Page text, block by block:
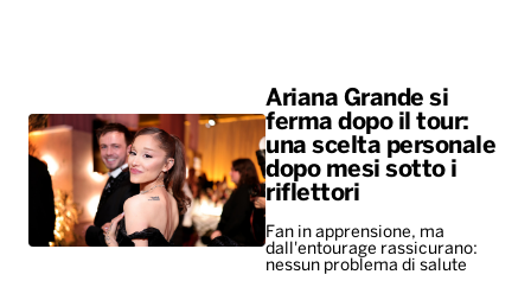
Ariana Grande si
ferma dopo il tour:
una scelta personale
dopo mesi sotto i
riflettori
Fan in apprensione, ma
dall'entourage rassicurano:
nessun problema di salute